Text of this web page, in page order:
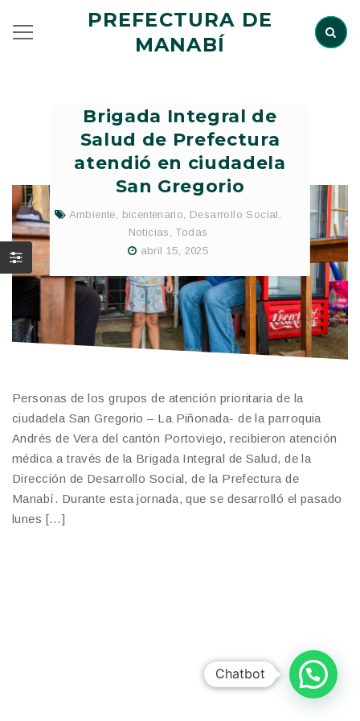
PREFECTURA DE
MANABÍ
Brigada Integral de
Salud de Prefectura
atendió en ciudadela
San Gregorio
Ambiente, bicentenario, Desarrollo Social ,
Noticias , Todas
abril 15, 2025
Personas de los grupos de atención prioritaria de la
ciudadela San Gregorio – La Piñonada- de la parroquia
Andrés de Vera del cantón Portoviejo, recibieron atención
médica a través de la Brigada Integral de Salud, de la
Dirección de Desarrollo Social, de la Prefectura de
Manabí. Durante esta jornada, que se desarrolló el pasado
lunes […]
Chatbot